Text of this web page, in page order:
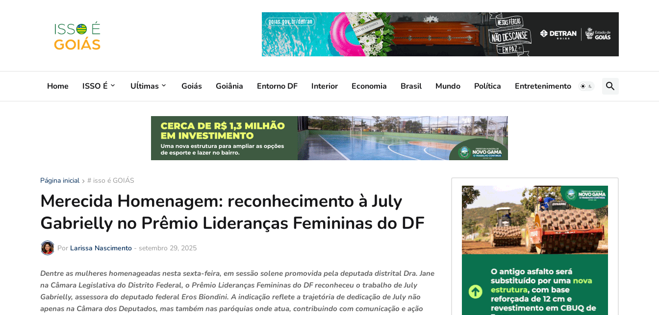
Home ISSO É Uĺtimas Goiás Goiânia Entorno DF Interior Economia Brasil Mundo Política Entretenimento
Página inicial # isso é GOIÁS
Merecida Homenagem: reconhecimento à July
Gabrielly no Prêmio Lideranças Femininas do DF
Por Larissa Nascimento - setembro 29, 2025
Dentre as mulheres homenageadas nesta sexta-feira, em sessão solene promovida pela deputada distrital Dra. Jane
na Câmara Legislativa do Distrito Federal, o Prêmio Lideranças Femininas do DF reconheceu o trabalho de July
Gabrielly, assessora do deputado federal Eros Biondini. A indicação reflete a trajetória de dedicação de July não
apenas na Câmara dos Deputados, mas também nas paróquias onde atua, contribuindo com comunicação e ação